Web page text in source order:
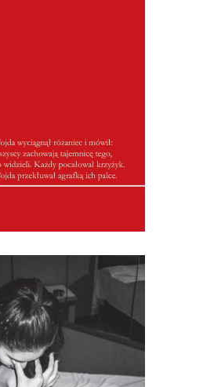
[…]
Jabłońska –
W PRZYSTĘPNEJ
Z
Złotego Chłopca, który